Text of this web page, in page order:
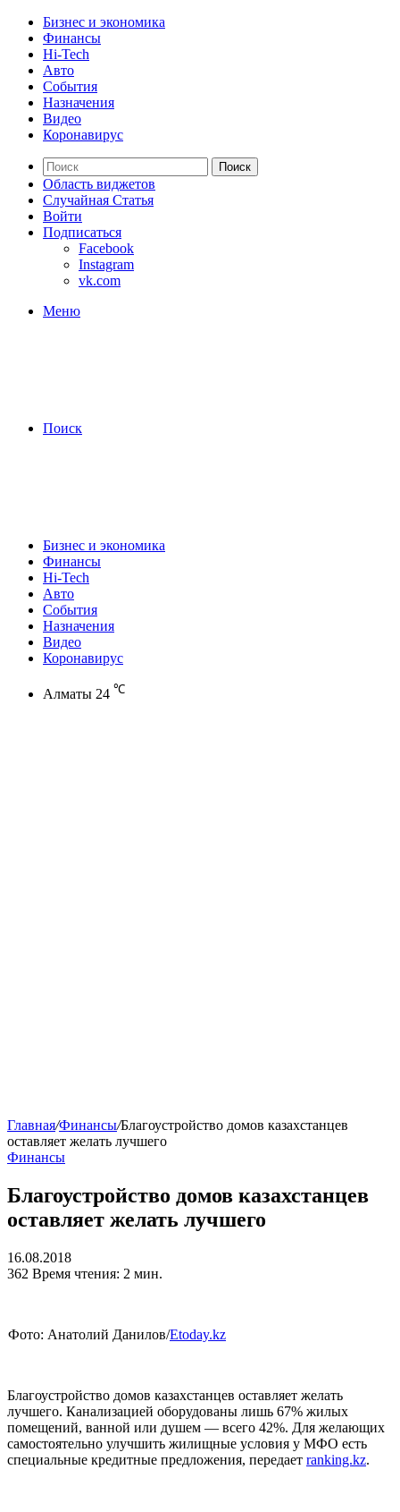
Бизнес и экономика
Финансы
Hi-Tech
Авто
События
Назначения
Видео
Коронавирус
Поиск
Область виджетов
Случайная Статья
Войти
Подписаться
Facebook
Instagram
vk.com
Меню
Поиск
Бизнес и экономика
Финансы
Hi-Tech
Авто
События
Назначения
Видео
Коронавирус
Алматы 24 ℃
Главная/Финансы/Благоустройство домов казахстанцев
оставляет желать лучшего
Финансы
Благоустройство домов казахстанцев
оставляет желать лучшего
16.08.2018
362 Время чтения: 2 мин.
Фото: Анатолий Данилов/Etoday.kz
Благоустройство домов казахстанцев оставляет желать
лучшего. Канализацией оборудованы лишь 67% жилых
помещений, ванной или душем — всего 42%. Для желающих
самостоятельно улучшить жилищные условия у МФО есть
специальные кредитные предложения, передает ranking.kz.